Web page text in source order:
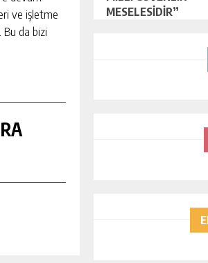
ve işletme
da bizi
MESELESİDİR”